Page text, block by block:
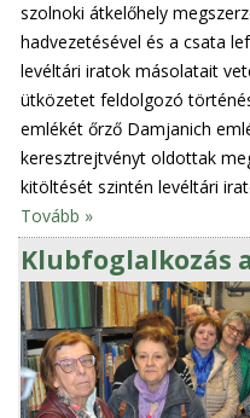
szolnoki átkelőhely
hadvezetésével és a csata
levéltári iratok másolatait
ütközetet feldolgozó
emlékét őrző Damjanich
keresztrejtvényt oldottak
kitöltését szintén levéltári
Tovább »
Klubfoglalkozás